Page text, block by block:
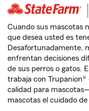
Cuando sus mascotas
que desea usted es
Desafortunadamente,
enfrentan decisiones
de sus perros o gatos.
trabaja con
calidad para
mascotas el cuidado